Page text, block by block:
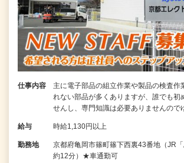
仕事内容
主に電子部品の組立作業や製品の検査作
れない部品が多くありますが、誰でも初
せんし、専門知識は必要ありませんの
給与 時給1,130円以上
勤務地
京都府亀岡市篠町篠下西裏43番地（JR
約12分）★車通勤可